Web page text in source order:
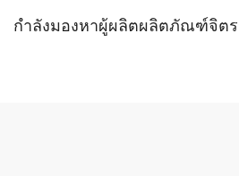
กำลังมองหาผู้ผลิตผลิตภัณฑ์จิตร